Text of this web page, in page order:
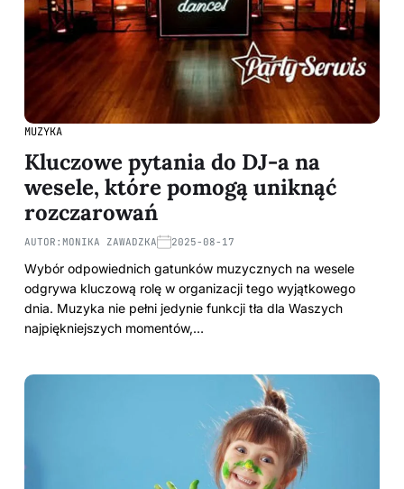
MUZYKA
Kluczowe pytania do DJ-a na
wesele, które pomogą uniknąć
rozczarowań
AUTOR: MONIKA ZAWADZKA 2025-08-17
Wybór odpowiednich gatunków muzycznych na wesele
odgrywa kluczową rolę w organizacji tego wyjątkowego
dnia. Muzyka nie pełni jedynie funkcji tła dla Waszych
najpiękniejszych momentów,…